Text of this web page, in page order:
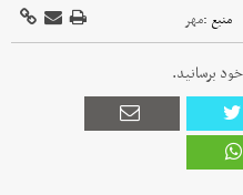
منبع :مهر
برسانید.